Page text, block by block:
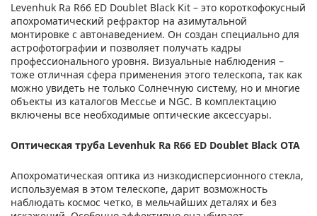
Levenhuk Ra R66 ED Doublet Black Kit – это короткофокусный
апохроматический рефрактор на азимутальной
монтировке с автонаведением. Он создан специально для
астрофотографии и позволяет получать кадры
профессионального уровня. Визуальные наблюдения –
тоже отличная сфера применения этого телескопа, так как
можно увидеть не только Солнечную систему, но и многие
объекты из каталогов Мессье и NGC. В комплектацию
включены все необходимые оптические аксессуары.
Оптическая труба Levenhuk Ra R66 ED Doublet Black OTA
Апохроматическая оптика из низкодисперсионного стекла,
используемая в этом телескопе, дарит возможность
наблюдать космос четко, в мельчайших деталях и без